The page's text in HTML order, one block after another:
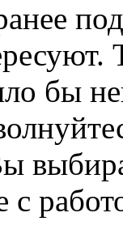
бы
с